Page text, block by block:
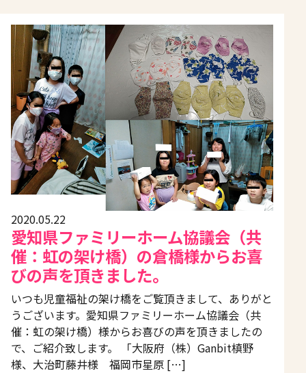
2020.05.22
愛知県ファミリーホーム協議会（共
催：虹の架け橋）の倉橋様からお喜
びの声を頂きました。
いつも児童福祉の架け橋をご覧頂きまして、ありがと
うございます。愛知県ファミリーホーム協議会（共
催：虹の架け橋）様からお喜びの声を頂きましたの
で、ご紹介致します。 「大阪府（株）Ganbit槙野
様、大治町藤井様 福岡市星原 […]